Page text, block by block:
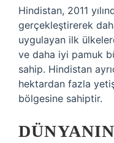
Hindistan, 2011
gerçekleştirerek
uygulayan ilk
ve daha iyi pamuk
sahip. Hindistan
hektardan fazla
bölgesine sahiptir.